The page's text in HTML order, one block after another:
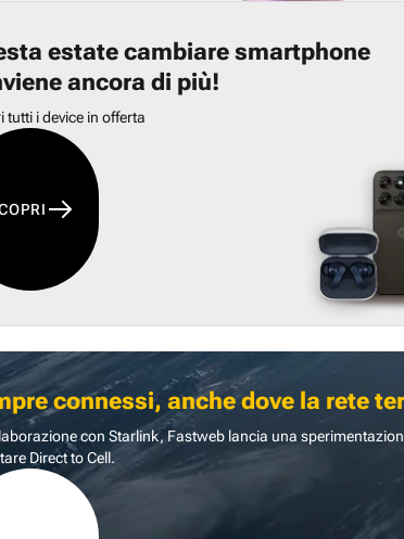
estate cambiare smartphone
ancora di più!
tutti i device in offerta
connessi, anche dove la rete
con Starlink, Fastweb lancia una
Direct to Cell.